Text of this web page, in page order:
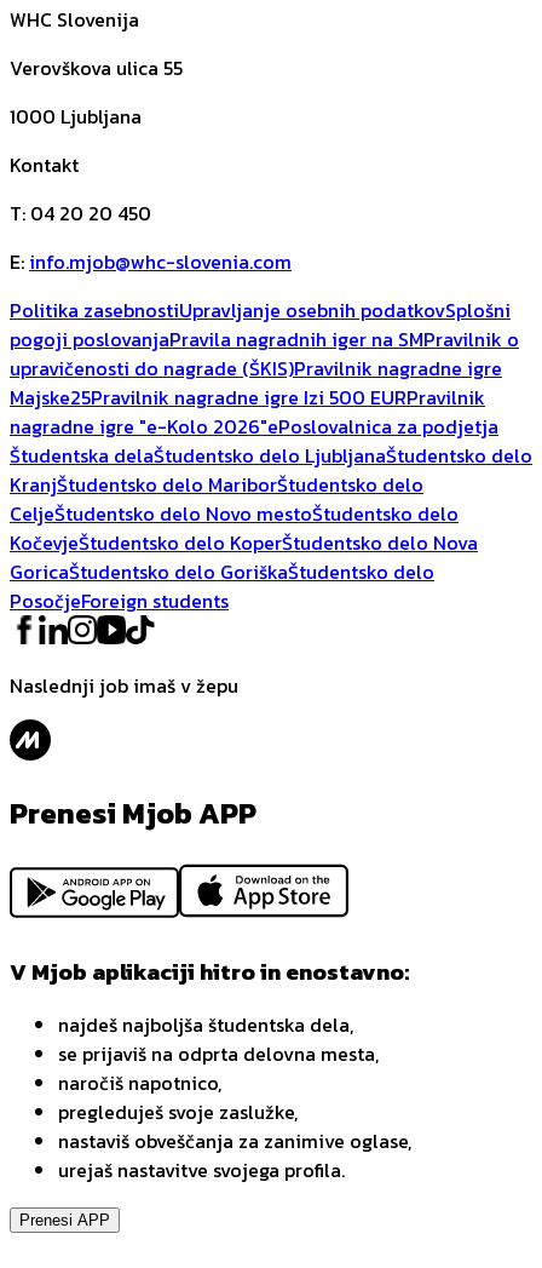
WHC Slovenija
Verovškova ulica 55
1000 Ljubljana
Kontakt
T: 04 20 20 450
E: info.mjob@whc-slovenia.com
Politika zasebnostiUpravljanje osebnih podatkovSplošni
pogoji poslovanjaPravila nagradnih iger na SMPravilnik o
upravičenosti do nagrade (ŠKIS)Pravilnik nagradne igre
Majske25Pravilnik nagradne igre Izi 500 EURPravilnik
nagradne igre "e-Kolo 2026"ePoslovalnica za podjetja
Študentska delaŠtudentsko delo LjubljanaŠtudentsko delo
KranjŠtudentsko delo MariborŠtudentsko delo
CeljeŠtudentsko delo Novo mestoŠtudentsko delo
KočevjeŠtudentsko delo KoperŠtudentsko delo Nova
GoricaŠtudentsko delo GoriškaŠtudentsko delo
PosočjeForeign students
Naslednji job imaš v žepu
Prenesi Mjob APP
V Mjob aplikaciji hitro in enostavno:
najdeš najboljša študentska dela,
se prijaviš na odprta delovna mesta,
naročiš napotnico,
pregleduješ svoje zaslužke,
nastaviš obveščanja za zanimive oglase,
urejaš nastavitve svojega profila.
Prenesi APP